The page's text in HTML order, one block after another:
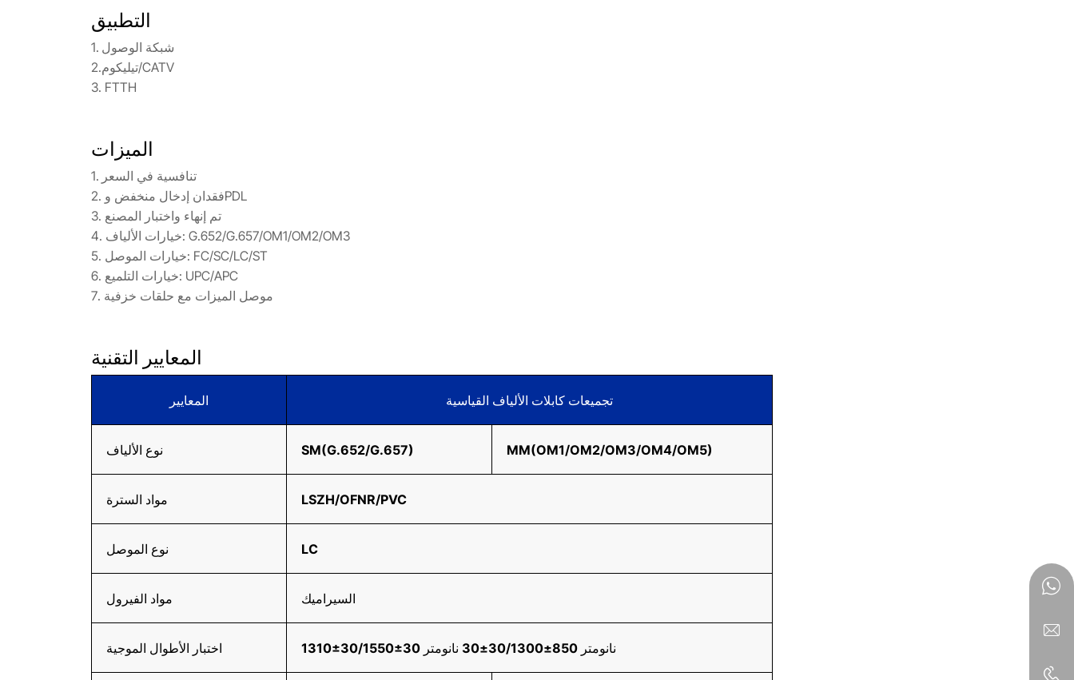
التطبيق
1. شبكة الوصول
2.تيليكوم/CATV
3. FTTH
الميزات
1. تنافسية في السعر
2. فقدان إدخال منخفض وPDL
3. تم إنهاء واختبار المصنع
4. خيارات الألياف: G.652/G.657/OM1/OM2/OM3
5. خيارات الموصل: FC/SC/LC/ST
6. خيارات التلميع: UPC/APC
7. موصل الميزات مع حلقات خزفية
المعايير التقنية
المعايير تجميعات كابلات الألياف القياسية
نوع الألياف SM(G.652/G.657) MM(OM1/OM2/OM3/OM4/OM5)
مواد السترة LSZH/OFNR/PVC
نوع الموصل LC
مواد الفيرول السيراميك
اختبار الأطوال الموجية 1310±30/1550±30 نانومتر 850±30/1300±30 نانومتر